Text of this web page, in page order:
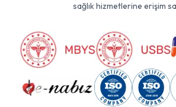
sağlık hizmetlerine erişim